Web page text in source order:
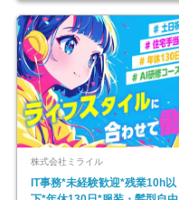
株式会社ミライル
IT事務*未経験歓迎*残業10h以